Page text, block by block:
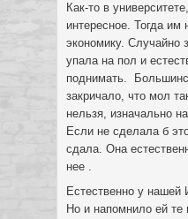
Как-то в
интересное. Тогда
экономику. Случайно
упала на пол и
поднимать.
закричало, что мол
нельзя, изначально
Если не сделала б
сдала. Она
нее .
Естественно у нашей
Но и напомнило ей